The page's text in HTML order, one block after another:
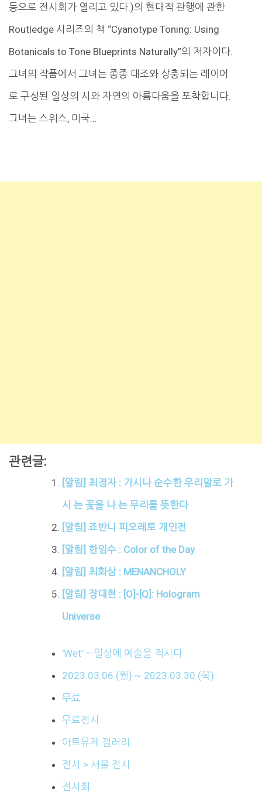
등으로 전시회가 열리고 있다.)의 현대적 관행에 관한
Routledge 시리즈의 책 “Cyanotype Toning: Using
Botanicals to Tone Blueprints Naturally”의 저자이다.
그녀의 작품에서 그녀는 종종 대조와 상충되는 레이어
로 구성된 일상의 시와 자연의 아름다움을 포착합니다.
그녀는 스위스, 미국…
관련글:
[알림] 최경자 : 가시나 순수한 우리말로 가
시 는 꽃을 나 는 무리를 뜻한다
[알림] 죠반니 피오레토 개인전
[알림] 한임수 : Color of the Day
[알림] 최화삼 : MENANCHOLY
[알림] 장대현 : [O]-[Q]: Hologram
Universe
'Wet' – 일상에 예술을 적시다
2023.03.06.(월) ~ 2023.03.30.(목)
무료
무료전시
아트뮤제 갤러리
전시 > 서울 전시
전시회